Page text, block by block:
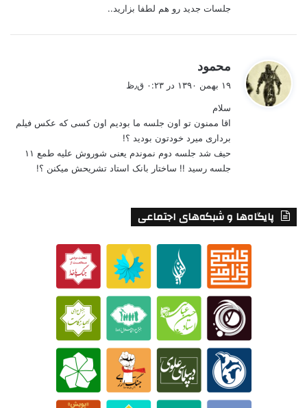
جلسات جدید رو هم لطفا بزارید..
محمود
۱۹ بهمن ۱۳۹۰ در ۰:۲۳ ق٫ظ
سلام
اقا ممنون تو اون جلسه ما بودیم اون کسی که عکس فیلم
برداری میرد خودتون بودید ؟!
حیف شد جلسه دوم نموندم یعنی شوروش علیه طمع ۱۱
جلسه رسید !! ساختار بانک استاد تشریحش میکنن ؟!
پایگاه‌ها و شبکه‌های اجتماعی